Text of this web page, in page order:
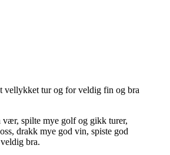
vellykket tur og for veldig fin og bra
vær, spilte mye golf og gikk turer,
drakk mye god vin, spiste god
bra.